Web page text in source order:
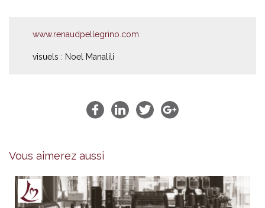
www.renaudpellegrino.com
visuels : Noel Manalili
Vous aimerez aussi